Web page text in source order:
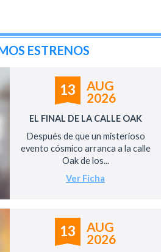
ESTRENOS
13
AUG
2026
EL FINAL DE LA CALLE OAK
Después de que un misterioso
evento cósmico arranca a la calle
Oak de los...
Ver Ficha
13
AUG
2026